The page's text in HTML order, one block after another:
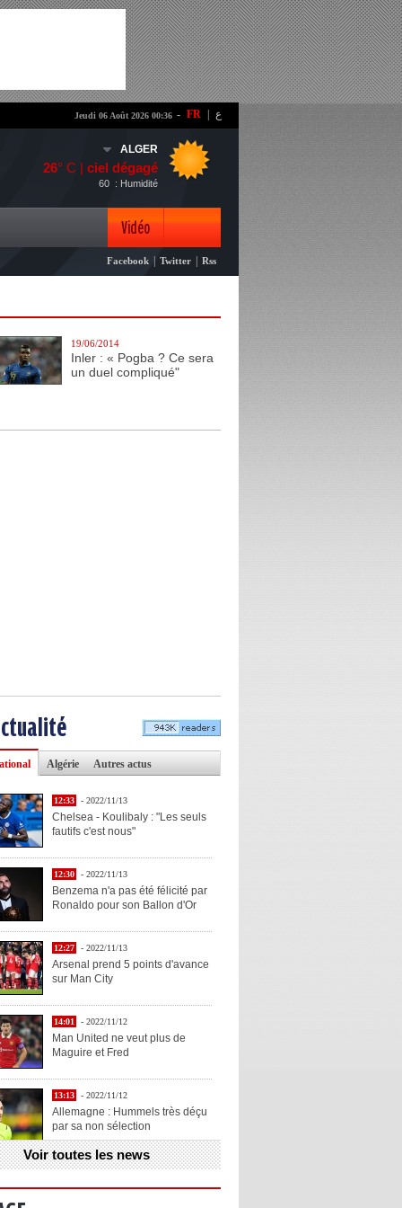
- FR ع Jeudi 06 Août 2026 00:36
ALGER
26° C | ciel dégagé
: Humidité
60
Vidéo
Photo
Facebook Twitter Rss
19/06/2014
Inler : « Pogba ? Ce sera
un duel compliqué"
Algérie Autres actus
12:33 - 2022/11/13
Chelsea - Koulibaly : "Les seuls
fautifs c'est nous"
12:30 - 2022/11/13
Benzema n'a pas été félicité par
Ronaldo pour son Ballon d'Or
12:27 - 2022/11/13
Arsenal prend 5 points d'avance
sur Man City
14:01 - 2022/11/12
Man United ne veut plus de
Maguire et Fred
13:13 - 2022/11/12
Allemagne : Hummels très déçu
par sa non sélection
13:11 - 2022/11/12
Henry explique la chose qu'il
Voir toutes les news